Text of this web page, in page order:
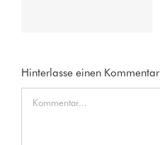
Hinterlasse einen Kommentar